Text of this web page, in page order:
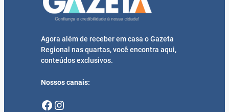
Agora além de receber em casa o Gazeta
Regional nas quartas, você encontra aqui,
conteúdos exclusivos.
Nossos canais:
Facebook Instagram